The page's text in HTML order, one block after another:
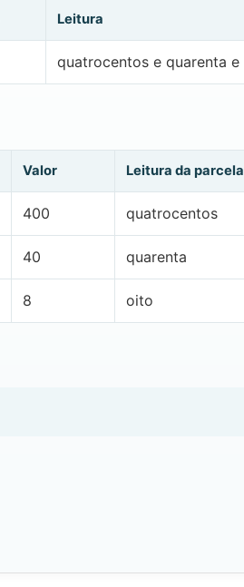
Leitura
quatrocentos e quarenta
Valor Leitura da parcela
400 quatrocentos
40 quarenta
8 oito